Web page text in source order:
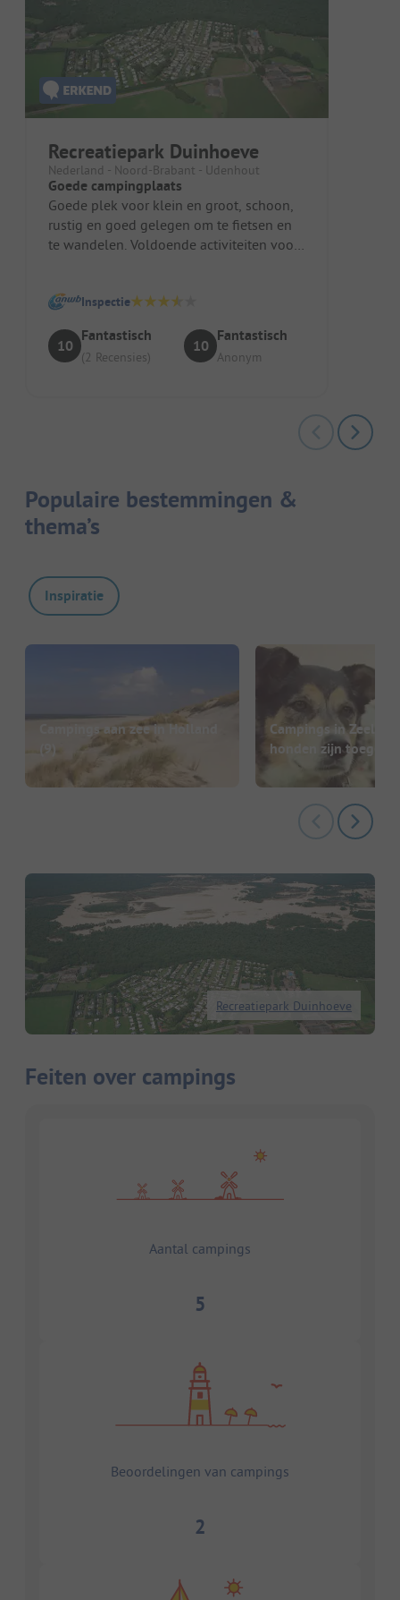
Recreatiepark Duinhoeve
Nederland - Noord-Brabant - Udenhout
Goede campingplaats
Goede plek voor klein en groot, schoon,
rustig en goed gelegen om te fietsen en
te wandelen. Voldoende activiteiten voor
Inspectie
10
Fantastisch
(2 Recensies)
10
Fantastisch
Anonym
Populaire bestemmingen &
thema’s
Inspiratie
Campings aan zee in Holland
(9)
Campings in
honden zijn
Recreatiepark Duinhoeve
Feiten over campings
Aantal campings
5
Beoordelingen van campings
2